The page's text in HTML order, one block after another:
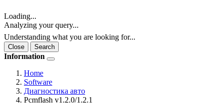
Loading...
Analyzing your query...
Understanding what you are looking for...
Close Search
Information
Home
Software
Диагностика авто
Pcmflash v1.2.0/1.2.1